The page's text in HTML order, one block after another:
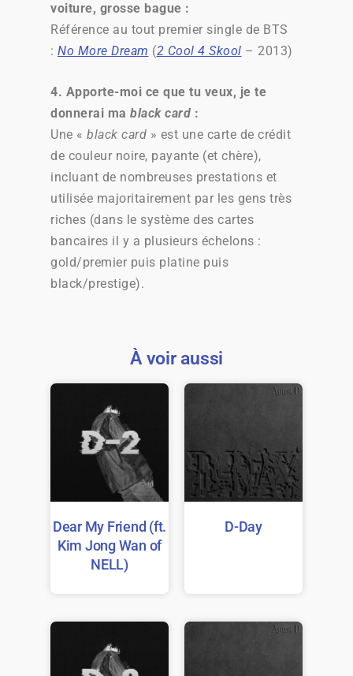
voiture, grosse bague :
Référence au tout premier single de BTS
: No More Dream (2 Cool 4 Skool – 2013)
4. Apporte-moi ce que tu veux, je te
donnerai ma black card :
Une « black card » est une carte de crédit
de couleur noire, payante (et chère),
incluant de nombreuses prestations et
utilisée majoritairement par les gens très
riches (dans le système des cartes
bancaires il y a plusieurs échelons :
gold/premier puis platine puis
black/prestige).
À voir aussi
Dear My Friend (ft.
Kim Jong Wan of
NELL)
D-Day